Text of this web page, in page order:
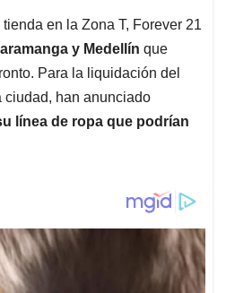
en la Zona T, Forever 21
y Medellín que
Para la liquidación del
ciudad, han anunciado
línea de ropa que podrían